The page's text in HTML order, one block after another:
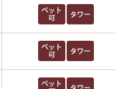
取り表示
取り表示